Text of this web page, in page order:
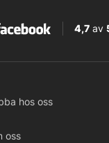
4,7av
hos oss
oss